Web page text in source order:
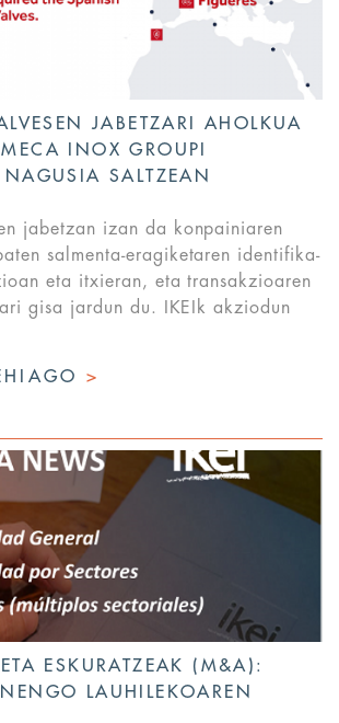
JABETZARI AHOLKUA
INOX GROUPI
NAGUSIA SALTZEAN
jabetzan izan da konpainiaren
salmenta-eragiketaren identifika-
eta itxieran, eta transakzioaren
gisa jardun du. IKEIk akziodun
>
ESKURATZEAK (M&A):
LAUHILEKOAREN